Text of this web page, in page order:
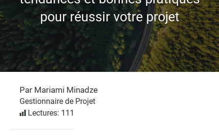
pour réussir votre projet
Par Mariami Minadze
Gestionnaire de Projet
Lectures: 111